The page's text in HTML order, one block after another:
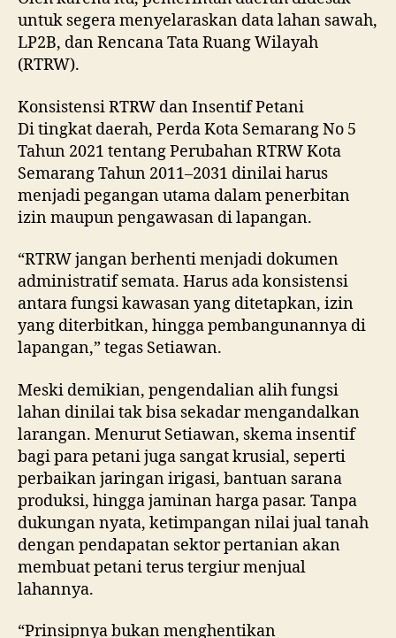
untuk segera menyelaraskan data lahan sawah,
LP2B, dan Rencana Tata Ruang Wilayah
(RTRW).
Konsistensi RTRW dan Insentif Petani
Di tingkat daerah, Perda Kota Semarang No 5
Tahun 2021 tentang Perubahan RTRW Kota
Semarang Tahun 2011–2031 dinilai harus
menjadi pegangan utama dalam penerbitan
izin maupun pengawasan di lapangan.
“RTRW jangan berhenti menjadi dokumen
administratif semata. Harus ada konsistensi
antara fungsi kawasan yang ditetapkan, izin
yang diterbitkan, hingga pembangunannya di
lapangan,” tegas Setiawan.
Meski demikian, pengendalian alih fungsi
lahan dinilai tak bisa sekadar mengandalkan
larangan. Menurut Setiawan, skema insentif
bagi para petani juga sangat krusial, seperti
perbaikan jaringan irigasi, bantuan sarana
produksi, hingga jaminan harga pasar. Tanpa
dukungan nyata, ketimpangan nilai jual tanah
dengan pendapatan sektor pertanian akan
membuat petani terus tergiur menjual
lahannya.
“Prinsipnya bukan menghentikan